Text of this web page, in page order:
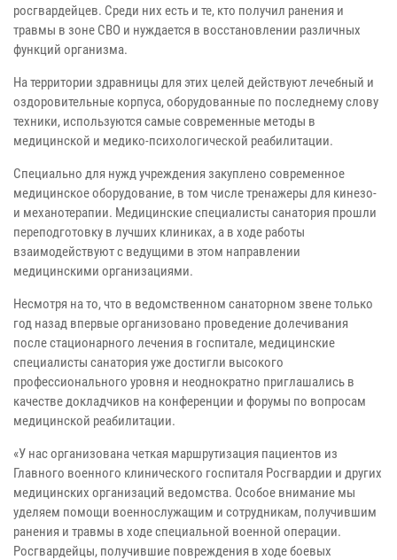
росгвардейцев. Среди них есть и те, кто получил ранения и
травмы в зоне СВО и нуждается в восстановлении различных
функций организма.
На территории здравницы для этих целей действуют лечебный и
оздоровительные корпуса, оборудованные по последнему слову
техники, используются самые современные методы в
медицинской и медико-психологической реабилитации.
Специально для нужд учреждения закуплено современное
медицинское оборудование, в том числе тренажеры для кинезо-
и механотерапии. Медицинские специалисты санатория прошли
переподготовку в лучших клиниках, а в ходе работы
взаимодействуют с ведущими в этом направлении
медицинскими организациями.
Несмотря на то, что в ведомственном санаторном звене только
год назад впервые организовано проведение долечивания
после стационарного лечения в госпитале, медицинские
специалисты санатория уже достигли высокого
профессионального уровня и неоднократно приглашались в
качестве докладчиков на конференции и форумы по вопросам
медицинской реабилитации.
«У нас организована четкая маршрутизация пациентов из
Главного военного клинического госпиталя Росгвардии и других
медицинских организаций ведомства. Особое внимание мы
уделяем помощи военнослужащим и сотрудникам, получившим
ранения и травмы в ходе специальной военной операции.
Росгвардейцы, получившие повреждения в ходе боевых